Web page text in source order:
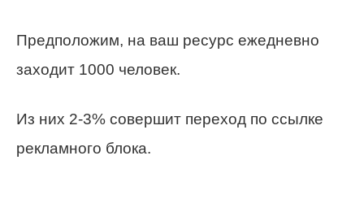
Предположим, на ваш ресурс ежедневно
заходит 1000 человек.
Из них 2-3% совершит переход по ссылке
рекламного блока.